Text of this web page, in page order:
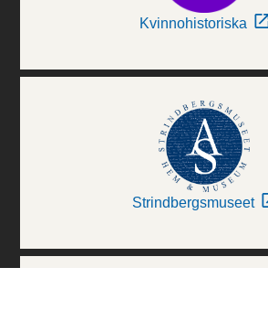
Kvinnohistoriska
Strindbergsmuseet